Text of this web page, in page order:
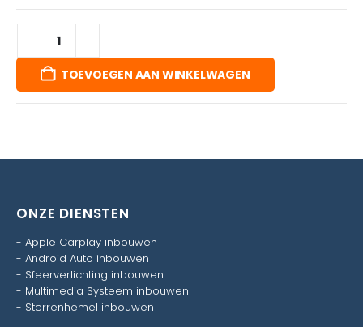
TOEVOEGEN AAN WINKELWAGEN
ONZE DIENSTEN
- Apple Carplay inbouwen
- Android Auto inbouwen
- Sfeerverlichting inbouwen
- Multimedia Systeem inbouwen
- Sterrenhemel inbouwen